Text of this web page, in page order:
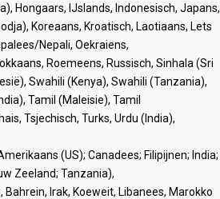
Hongaars, IJslands, Indonesisch, Japans,
Koreaans, Kroatisch, Laotiaans, Lets
Nepali, Oekraiens,
Roemeens, Russisch, Sinhala (Sri
Swahili (Kenya), Swahili (Tanzania),
Tamil (Maleisie), Tamil
Tsjechisch, Turks, Urdu (India),
(US); Canadees; Filipijnen; India;
Zeeland; Tanzania),
Irak, Koeweit, Libanees, Marokko